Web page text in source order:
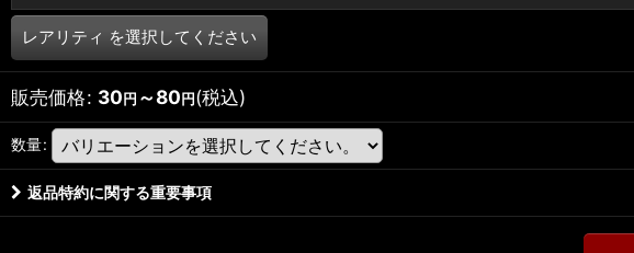
レアリティ を選択してください
販売価格: 30円 ～80円(税込)
数量:
返品特約に関する重要事項